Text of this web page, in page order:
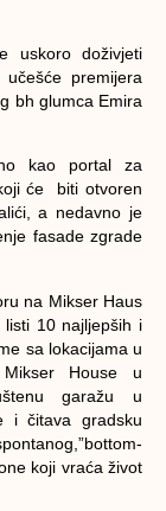
uskoro doživjeti
premijera
bh glumca Emira
kao portal za
će biti otvoren
a nedavno je
fasade zgrade
na Mikser Haus
10 najljepših i
sa lokacijama u
House u
garažu u
i čitava gradsku
koji vraća život